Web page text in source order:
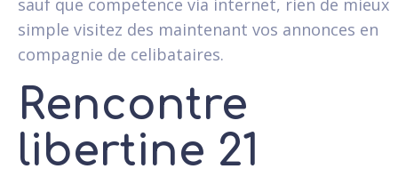
simple visitez des maintenant vos annonces en
compagnie de celibataires.
Rencontre
libertine 21